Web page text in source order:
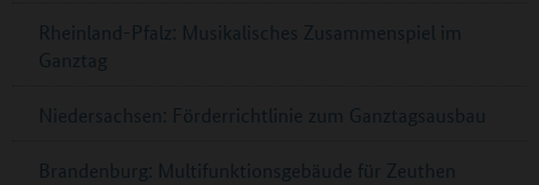
Rheinland-Pfalz: Musikalisches Zusammenspiel im
Ganztag
Niedersachsen: Förderrichtlinie zum Ganztagsausbau
Brandenburg: Multifunktionsgebäude für Zeuthen